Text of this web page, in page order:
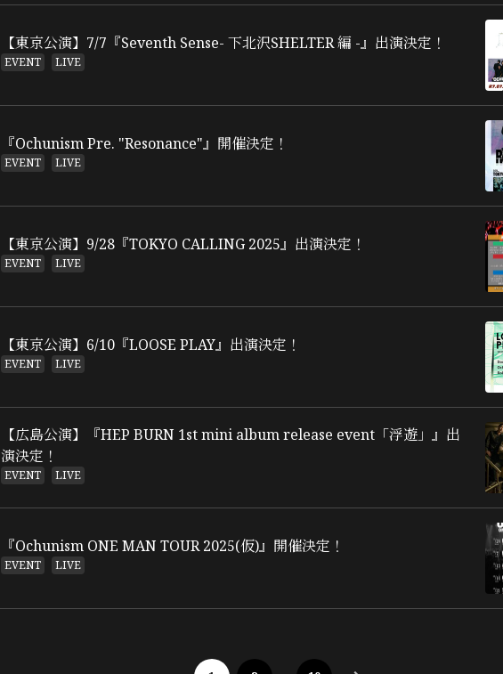
【東京公演】7/7『Seventh Sense- 下北沢SHELTER 編 -』出演決定！
EVENT LIVE
『Ochunism Pre. "Resonance"』開催決定！
EVENT LIVE
【東京公演】9/28『TOKYO CALLING 2025』出演決定！
EVENT LIVE
【東京公演】6/10『LOOSE PLAY』出演決定！
EVENT LIVE
【広島公演】『HEP BURN 1st mini album release event「浮遊」』出
演決定！
EVENT LIVE
『Ochunism ONE MAN TOUR 2025(仮)』開催決定！
EVENT LIVE